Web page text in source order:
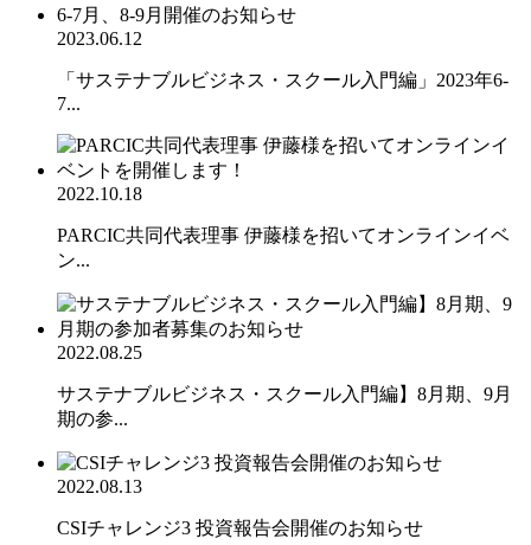
2023.06.12
「サステナブルビジネス・スクール入門編」2023年6-
7...
2022.10.18
PARCIC共同代表理事 伊藤様を招いてオンラインイベ
ン...
2022.08.25
サステナブルビジネス・スクール入門編】8月期、9月
期の参...
2022.08.13
CSIチャレンジ3 投資報告会開催のお知らせ